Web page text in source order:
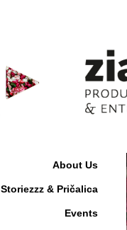
About Us
Storiezzz & Pričalica
Events